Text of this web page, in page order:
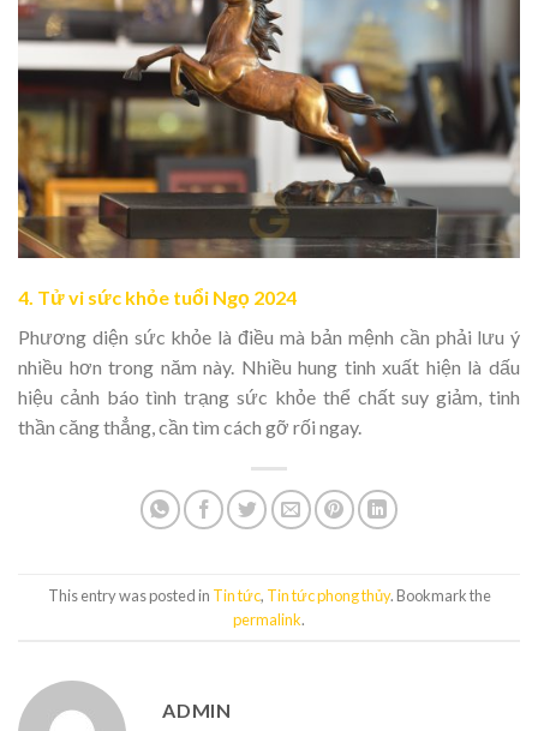
4. Tử vi sức khỏe tuổi Ngọ 2024
Phương diện sức khỏe là điều mà bản mệnh cần phải lưu ý
nhiều hơn trong năm này. Nhiều hung tinh xuất hiện là dấu
hiệu cảnh báo tình trạng sức khỏe thể chất suy giảm, tinh
thần căng thẳng, cần tìm cách gỡ rối ngay.
This entry was posted in Tin tức, Tin tức phong thủy. Bookmark the
permalink.
ADMIN